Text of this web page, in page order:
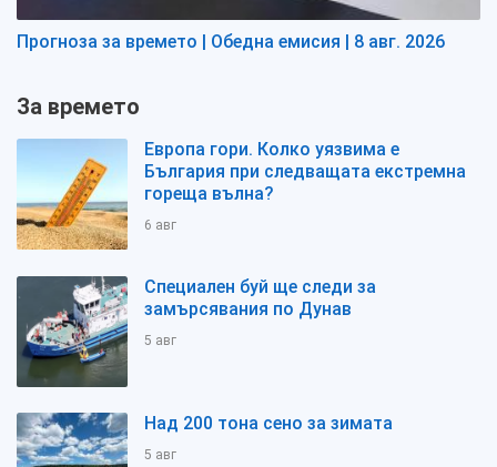
Прогноза за времето | Обедна емисия | 8 авг. 2026
За времето
Европа гори. Колко уязвима е
България при следващата екстремна
гореща вълна?
6 авг
Специален буй ще следи за
замърсявания по Дунав
5 авг
Над 200 тона сено за зимата
5 авг